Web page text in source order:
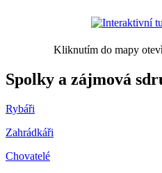
Kliknutím do mapy
Spolky a zájmová
Rybáři
Zahrádkáři
Chovatelé